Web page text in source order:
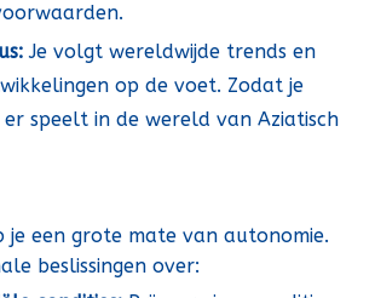
Je volgt wereldwijde trends en
op de voet. Zodat je
speelt in de wereld van Aziatisch
je een grote mate van autonomie.
beslissingen over: